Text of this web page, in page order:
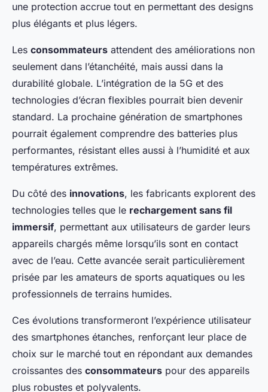
une protection accrue tout en permettant des designs
plus élégants et plus légers.
Les consommateurs attendent des améliorations non
seulement dans l’étanchéité, mais aussi dans la
durabilité globale. L’intégration de la 5G et des
technologies d’écran flexibles pourrait bien devenir
standard. La prochaine génération de smartphones
pourrait également comprendre des batteries plus
performantes, résistant elles aussi à l’humidité et aux
températures extrêmes.
Du côté des innovations, les fabricants explorent des
technologies telles que le rechargement sans fil
immersif, permettant aux utilisateurs de garder leurs
appareils chargés même lorsqu’ils sont en contact
avec de l’eau. Cette avancée serait particulièrement
prisée par les amateurs de sports aquatiques ou les
professionnels de terrains humides.
Ces évolutions transformeront l’expérience utilisateur
des smartphones étanches, renforçant leur place de
choix sur le marché tout en répondant aux demandes
croissantes des consommateurs pour des appareils
plus robustes et polyvalents.